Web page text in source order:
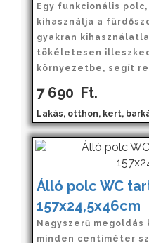
Egy funkcionális
kihasználja a
gyakran
tökéletesen
környezetbe, segít
7 690 Ft.
Lakás, otthon, kert,
Álló polc WC
157x24,5x46cm
Nagyszerű
minden centiméter